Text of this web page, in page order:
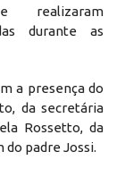
realizaram
durante as
a presença do
da secretária
Rossetto, da
do padre Jossi.